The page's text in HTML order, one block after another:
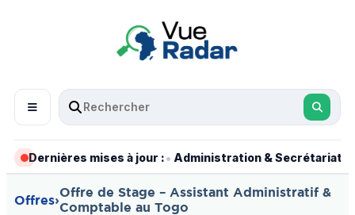
Dernières mises à jour :• Administration & Secrétariat
Offres›
Offre de Stage – Assistant Administratif &
Comptable au Togo